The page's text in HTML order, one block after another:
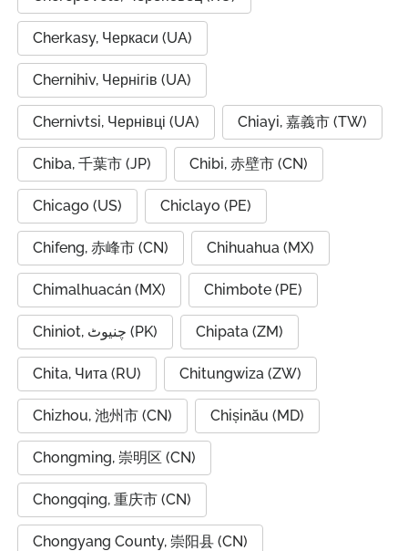
Cherkasy, Черкаси (UA)
Chernihiv, Чернігів (UA)
Chernivtsi, Чернівці (UA) Chiayi, 嘉義市 (TW)
Chiba, 千葉市 (JP) Chibi, 赤壁市 (CN)
Chicago (US) Chiclayo (PE)
Chifeng, 赤峰市 (CN) Chihuahua (MX)
Chimalhuacán (MX) Chimbote (PE)
Chiniot, چنیوٹ (PK) Chipata (ZM)
Chita, Чита (RU) Chitungwiza (ZW)
Chizhou, 池州市 (CN) Chișinău (MD)
Chongming, 崇明区 (CN)
Chongqing, 重庆市 (CN)
Chongyang County, 崇阳县 (CN)